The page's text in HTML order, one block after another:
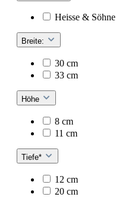
Heisse & Söhne
Breite:
30 cm
33 cm
Höhe
8 cm
11 cm
Tiefe*
12 cm
20 cm